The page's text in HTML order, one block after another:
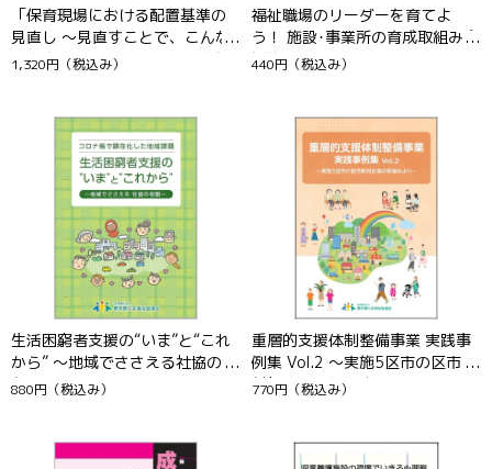
「保育現場における配置基準の
見直し ～見直すことで、こんな
風に変わっていける！～」調査
1,320円 （税込み）
福祉職場のリーダーを育てよ
う！ 施設･事業所の育成取組み事
例集
440円 （税込み）
生活困窮者支援の“いま”と“これ
から” ～地域でささえる社協の役
割～
880円 （税込み）
重層的支援体制整備事業 実践事
例集 Vol.2 ～実施5区市の区市町
村社協の取組みより～
770円 （税込み）